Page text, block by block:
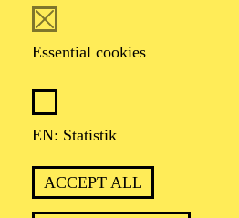
Essential cookies
EN: Statistik
ACCEPT ALL
Sunday
02.05.2027
11:00 - 12:00
Aalto-Theater
MATINEE ZU
ZIMMERMANN"